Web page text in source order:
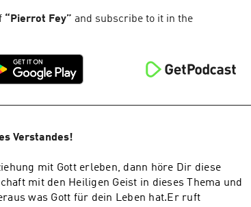
@TaubeReisen
“ Pierrot Fey” and subscribe to it in the
Verstandes!
mit Gott erleben, dann höre Dir diese
mit den Heiligen Geist in dieses Thema und
was Gott für dein Leben hat.Er ruft